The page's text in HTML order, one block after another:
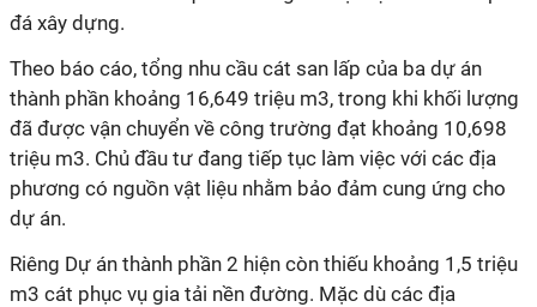
đá xây dựng.
Theo báo cáo, tổng nhu cầu cát san lấp của ba dự án
thành phần khoảng 16,649 triệu m3, trong khi khối lượng
đã được vận chuyển về công trường đạt khoảng 10,698
triệu m3. Chủ đầu tư đang tiếp tục làm việc với các địa
phương có nguồn vật liệu nhằm bảo đảm cung ứng cho
dự án.
Riêng Dự án thành phần 2 hiện còn thiếu khoảng 1,5 triệu
m3 cát phục vụ gia tải nền đường. Mặc dù các địa